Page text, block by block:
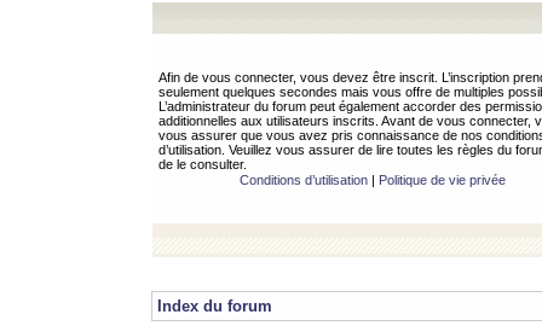
Afin de vous connecter, vous devez être inscrit. L’inscription
seulement quelques secondes mais vous offre de multiples
L’administrateur du forum peut également accorder des
additionnelles aux utilisateurs inscrits. Avant de vous connecter,
vous assurer que vous avez pris connaissance de nos
d’utilisation. Veuillez vous assurer de lire toutes les règles du
de le consulter.
Conditions d’utilisation| Politique de vie privée
Index du forum